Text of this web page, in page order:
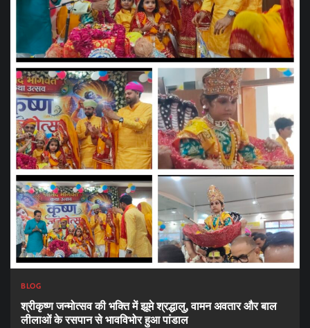
BLOG
श्रीकृष्ण जन्मोत्सव की भक्ति में झूमे श्रद्धालु, वामन अवतार और बाल
लीलाओं के रसपान से भावविभोर हुआ पांडाल